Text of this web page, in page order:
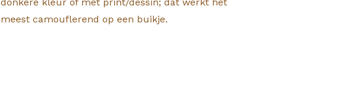
meest camouflerend op een buikje.